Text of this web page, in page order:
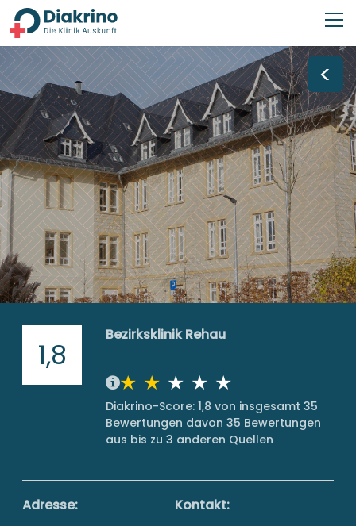
<
1,8
Bezirksklinik Rehau
Diakrino-Score: 1,8 von insgesamt 35
Bewertungen davon 35 Bewertungen
aus bis zu 3 anderen Quellen
Adresse: Kontakt: